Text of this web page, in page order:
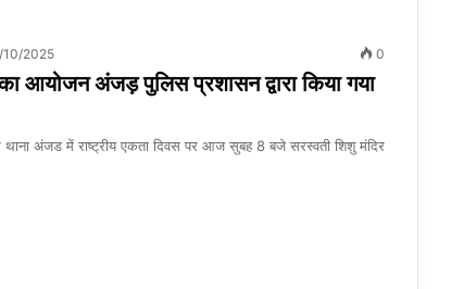
10/2025 0
आयोजन अंजड़ पुलिस प्रशासन द्वारा किया गया
थाना अंजड में राष्ट्रीय एकता दिवस पर आज सुबह 8 बजे सरस्वती शिशु मंदिर